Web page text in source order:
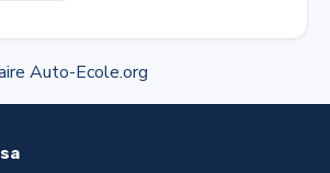
Auto-Ecole.org